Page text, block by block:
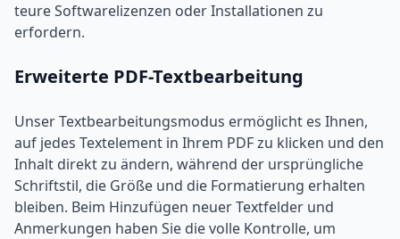
teure Softwarelizenzen oder Installationen zu
erfordern.
Erweiterte PDF-Textbearbeitung
Unser Textbearbeitungsmodus ermöglicht es Ihnen,
auf jedes Textelement in Ihrem PDF zu klicken und den
Inhalt direkt zu ändern, während der ursprüngliche
Schriftstil, die Größe und die Formatierung erhalten
bleiben. Beim Hinzufügen neuer Textfelder und
Anmerkungen haben Sie die volle Kontrolle, um